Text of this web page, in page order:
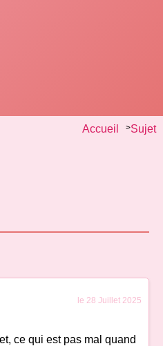
Accueil >Sujet
le 28 Juillet 2025
ce qui est pas mal quand